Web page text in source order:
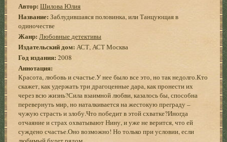
Автор: Шилова Юлия
Название: Заблудившаяся половинка, или Танцующая в
одиночестве
Жанр: Любовные детективы
Издательский дом: АСТ, АСТ Москва
Год издания: 2008
Аннотация:
Красота, любовь и счастье.У нее было все это, но так недолго.Кто
скажет, как удержать три драгоценные дара, как пронести их
через всю жизнь?Сила взаимной любви, казалось бы, способна
перевернуть мир, но наталкивается на жестокую преграду –
чужую страсть и злобу.Что победит в этой схватке?Иногда
отчаяние и страх охватывают Нину, и уже не верится, что ей
суждено счастье.Оно возможно! Но только при условии, если